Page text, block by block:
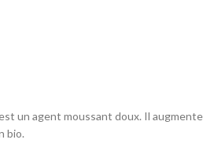
un agent moussant doux. Il
bio.